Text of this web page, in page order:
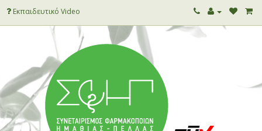
Εκπαιδευτικό Video